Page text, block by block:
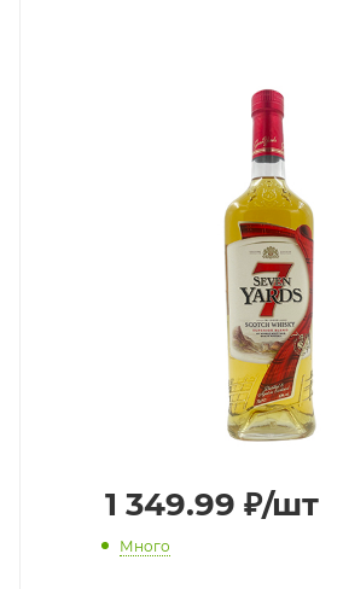
1 349.99 ₽/шт
Много